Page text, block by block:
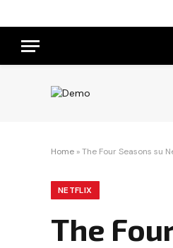
Home »The Four Seasons su
NETFLIX
The